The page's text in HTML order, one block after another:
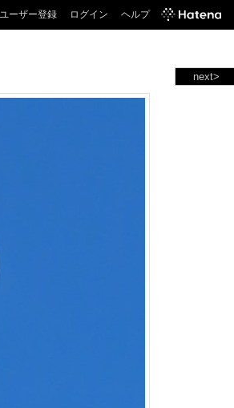
ユーザー登録 ログイン ヘルプ
next>